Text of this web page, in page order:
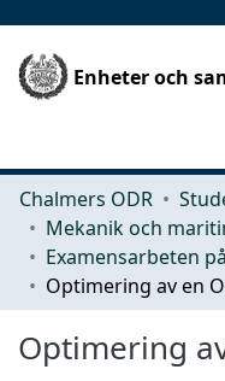
Enheter och
Chalmers ODR
Optimering